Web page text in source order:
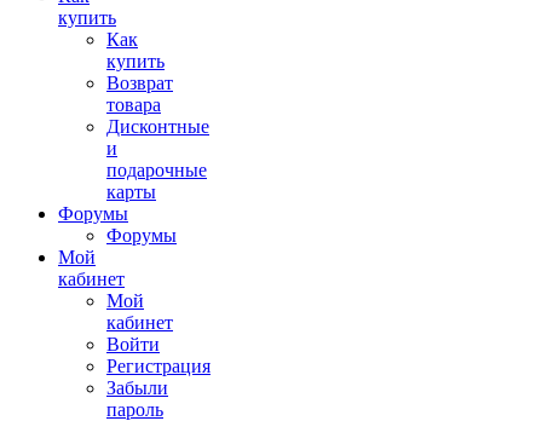
купить
Как
купить
Возврат
товара
Дисконтные
и
подарочные
карты
Форумы
Форумы
Мой
кабинет
Мой
кабинет
Войти
Регистрация
Забыли
пароль